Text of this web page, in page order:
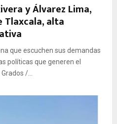
y Álvarez Lima,
Tlaxcala, alta
que escuchen sus demandas
políticas que generen el
/...